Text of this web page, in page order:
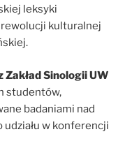
leksyki
kulturalnej
Sinologii UW
studentów,
badaniami nad
udziału w konferencji